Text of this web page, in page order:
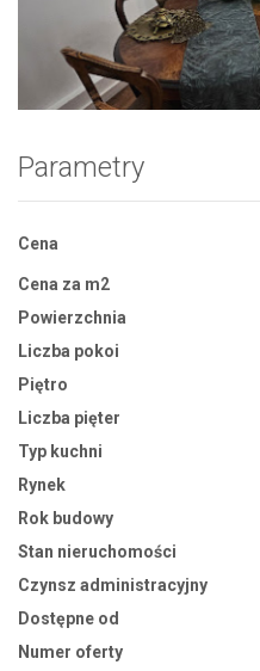
Zdjęcie 1
Parametry
Cena
Cena za m2
Powierzchnia
Liczba pokoi
Piętro
Liczba pięter
Typ kuchni
Rynek
Rok budowy
Stan nieruchomości
Czynsz administracyjny
Dostępne od
Numer oferty